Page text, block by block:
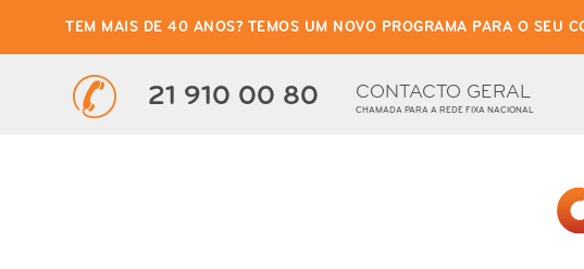
Defina as suas preferências
Este website utiliza cookies estritamente necessários, analíticos e funcionais, para
Consulte a nossa
Os cookies necessários são cruciais para as funções básicas do site e o site
TEM MAIS DE 40 ANOS? TEMOS UM NOVO PROGRAMA PARA O SEU
21 910 00 80 CONTACTO GERAL
CHAMADA PARA A REDE FIXA NACIONAL